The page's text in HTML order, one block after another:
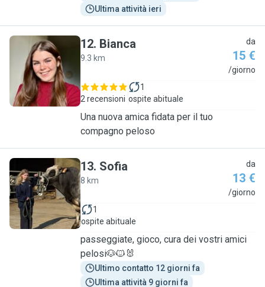
Ultima attività ieri
B
12. Bianca
9.3 km
da
15 €
/giorno
2 recensioni
1
ospite abituale
Una nuova amica fidata per il tuo
compagno peloso
S
13. Sofia
8 km
da
13 €
/giorno
1
ospite abituale
passeggiate, gioco, cura dei vostri amici
pelosi🐶🐱🐰
Ultimo contatto 12 giorni fa
Ultima attività 9 giorni fa